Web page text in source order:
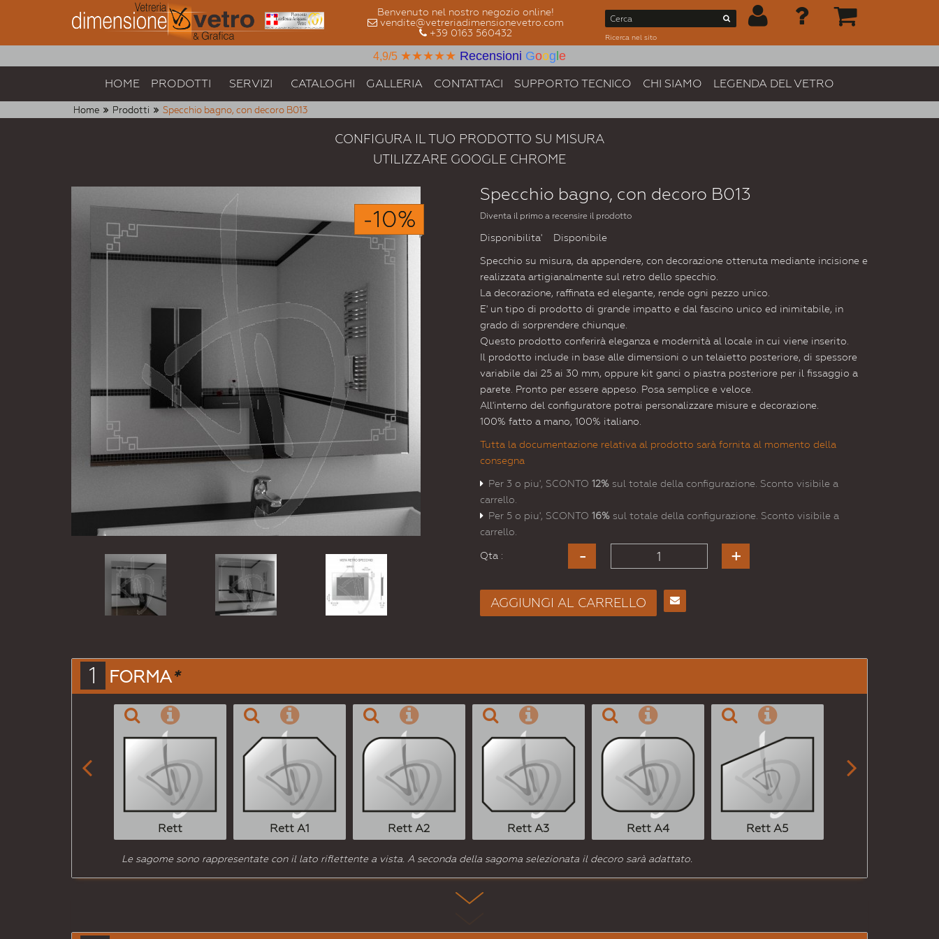
Benvenuto nel nostro negozio online!
vendite@vetreriadimensionevetro.com
+39 0163 560432
Ricerca nel sito
4,9/5 ★★★★★ Recensioni Goog e
HOME PRODOTTI SERVIZI CATALOGHI GALLERIA CONTATTACI SUPPORTO TECNICO CHI SIAMO LEGENDA DEL VETRO
Home Prodotti Specchio bagno, con decoro B013
CONFIGURA IL TUO PRODOTTO SU MISURA
UTILIZZARE GOOGLE CHROME
-10%
Specchio bagno, con decoro B013
Diventa il primo a recensire il prodotto
Disponibilita' Disponibile
Specchio su misura, da appendere, con decorazione ottenuta mediante incisione e
realizzata artigianalmente sul retro dello specchio.
La decorazione, raffinata ed elegante, rende ogni pezzo unico.
E' un tipo di prodotto di grande impatto e dal fascino unico ed inimitabile, in
grado di sorprendere chiunque.
Questo prodotto conferirà eleganza e modernità al locale in cui viene inserito.
Il prodotto include in base alle dimensioni o un telaietto posteriore, di spessore
variabile dai 25 ai 30 mm, oppure kit ganci o piastra posteriore per il fissaggio a
parete. Pronto per essere appeso. Posa semplice e veloce.
All'interno del configuratore potrai personalizzare misure e decorazione.
100% fatto a mano, 100% italiano.
Tutta la documentazione relativa al prodotto sarà fornita al momento della
consegna
Per 3 o piu', SCONTO 12% sul totale della configurazione. Sconto visibile a
carrello.
Per 5 o piu', SCONTO 16% sul totale della configurazione. Sconto visibile a
carrello.
Qta :
AGGIUNGI AL CARRELLO
a un
1 FORMA*
Rett Rett A1 Rett A2 Rett A3 Rett A4 Rett A5
 
Le sagome sono rappresentate con il lato riflettente a vista. A seconda della sagoma selezionata il decoro sarà adattato.